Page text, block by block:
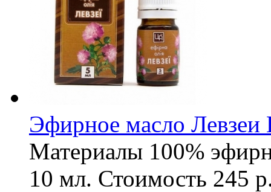
Эфирное масло
Материалы 100%
10 мл. Стоимость 245